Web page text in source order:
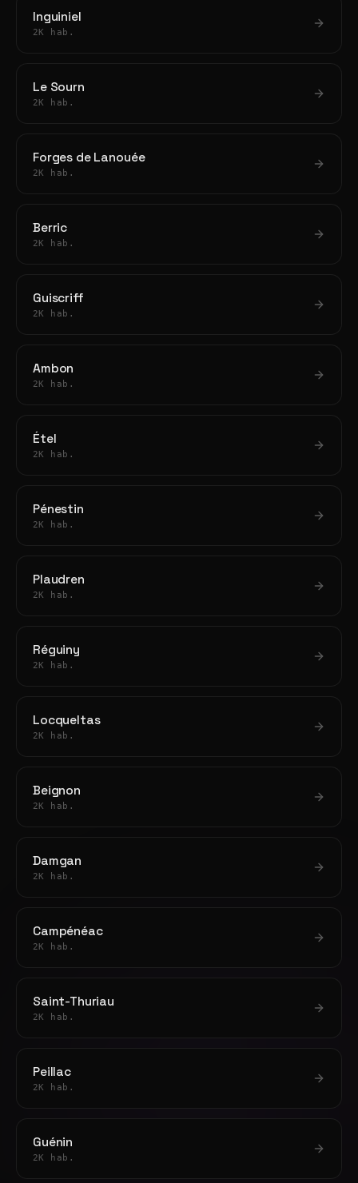
Inguiniel
2K hab.
Le Sourn
2K hab.
Forges de Lanouée
2K hab.
Berric
2K hab.
Guiscriff
2K hab.
Ambon
2K hab.
Étel
2K hab.
Pénestin
2K hab.
Plaudren
2K hab.
Réguiny
2K hab.
Locqueltas
2K hab.
Beignon
2K hab.
Damgan
2K hab.
Campénéac
2K hab.
Saint-Thuriau
2K hab.
Peillac
2K hab.
Guénin
2K hab.